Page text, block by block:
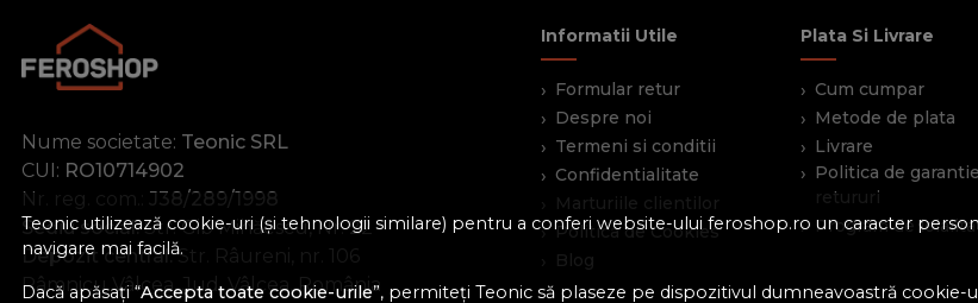
Teonic utilizează cookie-uri (și tehnologii similare) pentru a conferi website-ului feroshop.ro un caracter
navigare mai facilă.
Dacă apăsați “Accepta toate cookie-urile”, permiteți Teonic să plaseze pe dispozitivul dumneavoastră cookie-
Nume societate: Teonic SRL
CUI: RO10714902
Nr. reg. com.: J38/289/1998
Sediu social:Str. Gib Mihăescu, Nr. 22
Depozit central:Str. Râureni, nr. 106
Râmnicu Vâlcea, Jud. Vâlcea, România
Informatii Utile
Formular retur
Despre noi
Termeni si conditii
Confidentialitate
Marturiile clientilor
Politica de Cookies
Blog
Plata Si Livrare
Cum cumpar
Metode de plata
Livrare
Politica de
retururi
Program de